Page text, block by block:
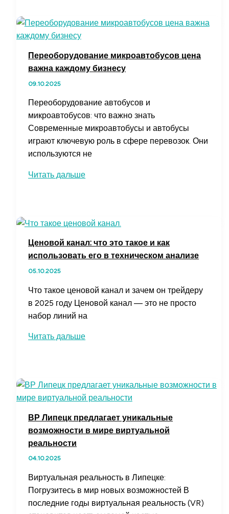
и
научиться
эффективно
Переоборудование микроавтобусов цена
важна каждому бизнесу
09.10.2025
Переоборудование автобусов и
микроавтобусов: что важно знать
Современные микроавтобусы и автобусы
играют ключевую роль в сфере перевозок. Они
используются не
Переоборудование
каждому
бизнесу
Читать дальше
Ценовой канал: что это такое и как
использовать его в техническом анализе
05.10.2025
Что такое ценовой канал и зачем он трейдеру
в 2025 году Ценовой канал — это не просто
набор линий на
Ценовой
такое
и
как
анализе
Читать дальше
ВР Липецк предлагает уникальные
возможности в мире виртуальной
реальности
04.10.2025
Виртуальная реальность в Липецке:
Погрузитесь в мир новых возможностей В
последние годы виртуальная реальность (VR)